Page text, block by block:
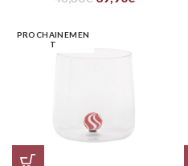
PROCHAINEMEN
T